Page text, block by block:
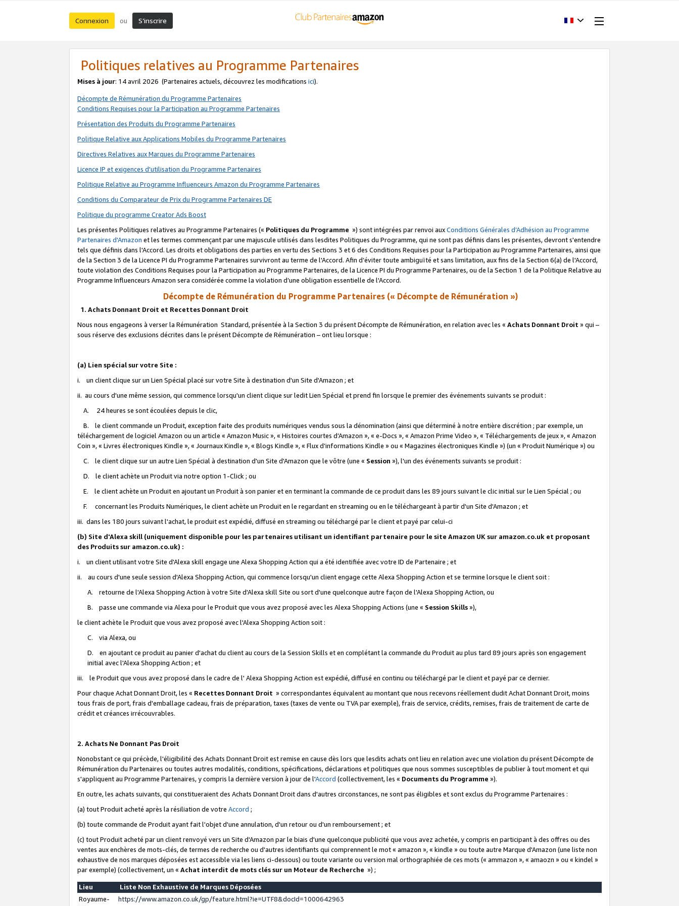
Connexion ou S’inscrire
Politiques relatives au Programme Partenaires
Mises à jour: 14 avril 2026 (Partenaires actuels, découvrez les modifications ici).
Décompte de Rémunération du Programme Partenaires
Conditions Requises pour la Participation au Programme Partenaires
Présentation des Produits du Programme Partenaires
Politique Relative aux Applications Mobiles du Programme Partenaires
Directives Relatives aux Marques du Programme Partenaires
Licence IP et exigences d'utilisation du Programme Partenaires
Politique Relative au Programme Influenceurs Amazon du Programme Partenaires
Conditions du Comparateur de Prix du Programme Partenaires DE
Politique du programme Creator Ads Boost
Les présentes Politiques relatives au Programme Partenaires (« Politiques du Programme ») sont intégrées par renvoi auxConditions Générales d’Adhésion au Programme
Partenaires d'Amazon et les termes commençant par une majuscule utilisés dans lesdites Politiques du Programme, qui ne sont pas définis dans les présentes, devront s'entendre
tels que définis dans l'Accord. Les droits et obligations des parties en vertu des Sections 3 et 6 des Conditions Requises pour la Participation au Programme Partenaires, ainsi que
de la Section 3 de la Licence PI du Programme Partenaires survivront au terme de l'Accord. Afin d’éviter toute ambiguïté et sans limitation, aux fins de la Section 6(a) de l'Accord,
toute violation des Conditions Requises pour la Participation au Programme Partenaires, de la Licence PI du Programme Partenaires, ou de la Section 1 de la Politique Relative au
Programme Influenceurs Amazon sera considérée comme la violation d’une obligation essentielle de l'Accord.
Décompte de Rémunération du Programme Partenaires (« Décompte de Rémunération »)
1. Achats Donnant Droit et Recettes Donnant Droit
Nous nous engageons à verser la Rémunération Standard, présentée à la Section 3 du présent Décompte de Rémunération, en relation avec les « Achats Donnant Droit » qui –
sous réserve des exclusions décrites dans le présent Décompte de Rémunération – ont lieu lorsque :
(a) Lien spécial sur votre Site :
i. un client clique sur un Lien Spécial placé sur votre Site à destination d'un Site d'Amazon ; et
ii. au cours d'une même session, qui commence lorsqu'un client clique sur ledit Lien Spécial et prend fin lorsque le premier des événements suivants se produit :
A. 24 heures se sont écoulées depuis le clic,
B. le client commande un Produit, exception faite des produits numériques vendus sous la dénomination (ainsi que déterminé à notre entière discrétion ; par exemple, un
téléchargement de logiciel Amazon ou un article « Amazon Music », « Histoires courtes d’Amazon », « e-Docs », « Amazon Prime Video », « Téléchargements de jeux », « Amazon
Coin », « Livres électroniques Kindle », « Journaux Kindle », « Blogs Kindle », « Flux d’informations Kindle » ou « Magazines électroniques Kindle ») (un « Produit Numérique ») ou
C. le client clique sur un autre Lien Spécial à destination d'un Site d'Amazon que le vôtre (une « Session »), l'un des événements suivants se produit :
D. le client achète un Produit via notre option 1-Click ; ou
E. le client achète un Produit en ajoutant un Produit à son panier et en terminant la commande de ce produit dans les 89 jours suivant le clic initial sur le Lien Spécial ; ou
F. concernant les Produits Numériques, le client achète un Produit en le regardant en streaming ou en le téléchargeant à partir d'un Site d'Amazon ; et
iii. dans les 180 jours suivant l'achat, le produit est expédié, diffusé en streaming ou téléchargé par le client et payé par celui-ci
(b) Site d'Alexa skill (uniquement disponible pour les partenaires utilisant un identifiant partenaire pour le site Amazon UK sur amazon.co.uk et proposant
des Produits sur amazon.co.uk) :
i. un client utilisant votre Site d'Alexa skill engage une Alexa Shopping Action qui a été identifiée avec votre ID de Partenaire ; et
ii. au cours d'une seule session d'Alexa Shopping Action, qui commence lorsqu'un client engage cette Alexa Shopping Action et se termine lorsque le client soit :
A. retourne de l'Alexa Shopping Action à votre Site d'Alexa skill Site ou sort d'une quelconque autre façon de l'Alexa Shopping Action, ou
B. passe une commande via Alexa pour le Produit que vous avez proposé avec les Alexa Shopping Actions (une « Session Skills»),
le client achète le Produit que vous avez proposé avec l'Alexa Shopping Action soit :
C. via Alexa, ou
D. en ajoutant ce produit au panier d'achat du client au cours de la Session Skills et en complétant la commande du Produit au plus tard 89 jours après son engagement
initial avec l'Alexa Shopping Action ; et
iii. le Produit que vous avez proposé dans le cadre de l' Alexa Shopping Action est expédié, diffusé en continu ou téléchargé par le client et payé par ce dernier.
Pour chaque Achat Donnant Droit, les « Recettes Donnant Droit » correspondantes équivalent au montant que nous recevons réellement dudit Achat Donnant Droit, moins
tous frais de port, frais d'emballage cadeau, frais de préparation, taxes (taxes de vente ou TVA par exemple), frais de service, crédits, remises, frais de traitement de carte de
crédit et créances irrécouvrables.
2. Achats Ne Donnant Pas Droit
Nonobstant ce qui précède, l'éligibilité des Achats Donnant Droit est remise en cause dès lors que lesdits achats ont lieu en relation avec une violation du présent Décompte de
Rémunération du Partenaires ou toutes autres modalités, conditions, spécifications, déclarations et politiques que nous sommes susceptibles de publier à tout moment et qui
s'appliquent au Programme Partenaires, y compris la dernière version à jour de l'Accord (collectivement, les « Documents du Programme »).
En outre, les achats suivants, qui constitueraient des Achats Donnant Droit dans d'autres circonstances, ne sont pas éligibles et sont exclus du Programme Partenaires :
(a) tout Produit acheté après la résiliation de votre Accord ;
(b) toute commande de Produit ayant fait l'objet d'une annulation, d'un retour ou d'un remboursement ; et
(c) tout Produit acheté par un client renvoyé vers un Site d'Amazon par le biais d'une quelconque publicité que vous avez achetée, y compris en participant à des offres ou des
ventes aux enchères de mots-clés, de termes de recherche ou d'autres identifiants qui comprennent le mot « amazon », « kindle » ou toute autre Marque d'Amazon (une liste non
exhaustive de nos marques déposées est accessible via les liens ci-dessous) ou toute variante ou version mal orthographiée de ces mots (« ammazon », « amaozn » ou « kindel »
par exemple) (collectivement, un « Achat interdit de mots clés sur un Moteur de Recherche ») ;
Lieu
Liste Non Exhaustive de Marques Déposées
Royaume-
https://www.amazon.co.uk/gp/feature.html?ie=UTF8&docId=1000642963